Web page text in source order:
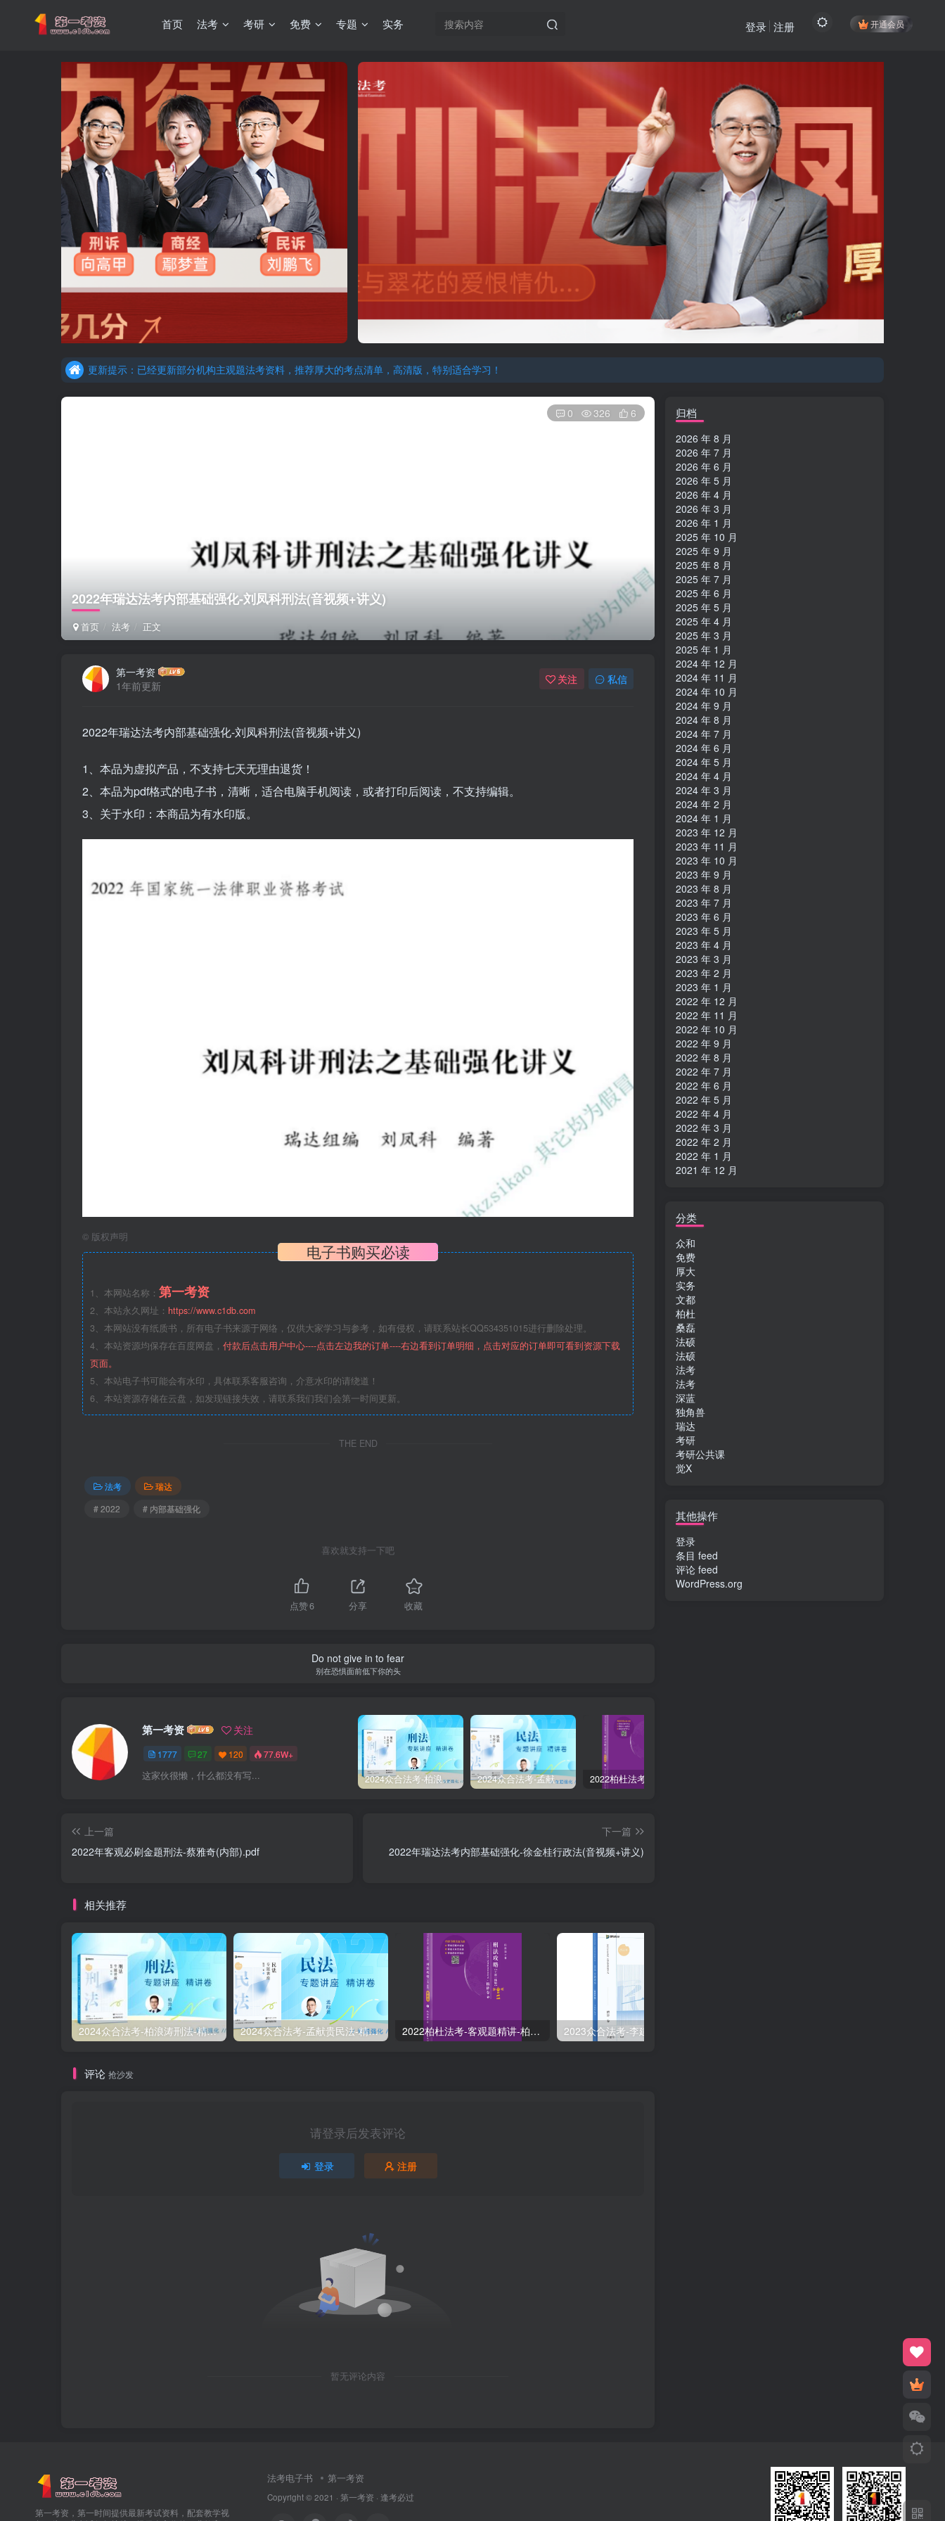
首页 法考 考研 免费 专题 实务 开通会员
登录 注册
重要通知：因网站调整，现已经关闭手机号登录，请手机注册用户及时添加客服微信（微信号：dykz180），客服会协助将登陆方式更改为邮箱登录！
更新提示：已经更新部分机构主观题法考资料，推荐厚大的考点清单，高清版，特别适合学习！
重要通知：因网站调整，现已经关闭手机号登录，请手机注册用户及时添加客服微信（微信号：dykz180），客服会协助将登陆方式更改为邮箱登录！
更新提示：已经更新部分机构主观题法考资料，推荐厚大的考点清单，高清版，特别适合学习！
2022年瑞达法考内部基础强化-刘凤科刑法(音视频+讲义)
首页 法考 正文
0 326 6
第一考资
1年前更新
关注 私信
2022年瑞达法考内部基础强化-刘凤科刑法(音视频+讲义)
1、本品为虚拟产品，不支持七天无理由退货！
2、本品为pdf格式的电子书，清晰，适合电脑手机阅读，或者打印后阅读，不支持编辑。
3、关于水印：本商品为有水印版。
© 版权声明
电子书购买必读
1、本网站名称： 第一考资
2、本站永久网址： https://www.c1db.com
3、本网站没有纸质书，所有电子书来源于网络，仅供大家学习与参考，如有侵权，请联系站长QQ534351015进行删除处理。
4、本站资源均保存在百度网盘， 付款后点击用户中心----点击左边我的订单----右边看到订单明细，点击对应的订单即可看到资源下载
页面。
5、本站电子书可能会有水印，具体联系客服咨询，介意水印的请绕道！
6、本站资源存储在云盘，如发现链接失效，请联系我们我们会第一时间更新。
THE END
法考
瑞达
# 2022
# 内部基础强化
喜欢就支持一下吧
点赞6 分享 收藏
Do not give in to fear
别在恐惧面前低下你的头
第一考资 关注
1777 27 120 77.6W+
这家伙很懒，什么都没有写... 2024众合法考-柏浪涛刑法-精讲卷pdf电子版（附视频1-76全） 2024众合法考-孟献贵民法-精讲卷.pdf
上一篇
2022年客观必刷金题刑法-蔡雅奇(内部).pdf
下一篇
2022年瑞达法考内部基础强化-徐金桂行政法(音视频+讲义)
相关推荐
2024众合法考-柏浪涛刑法-精讲卷pdf电子版（附视频1-76全） 2024众合法考-孟献贵民法-精讲卷.pdf 2022柏杜法考-客观题精讲-柏浪涛刑法攻略.pdf
评论 抢沙发
请登录后发表评论
登录 注册
暂无评论内容
归档
2026 年 8 月
2026 年 7 月
2026 年 6 月
2026 年 5 月
2026 年 4 月
2026 年 3 月
2026 年 1 月
2025 年 10 月
2025 年 9 月
2025 年 8 月
2025 年 7 月
2025 年 6 月
2025 年 5 月
2025 年 4 月
2025 年 3 月
2025 年 1 月
2024 年 12 月
2024 年 11 月
2024 年 10 月
2024 年 9 月
2024 年 8 月
2024 年 7 月
2024 年 6 月
2024 年 5 月
2024 年 4 月
2024 年 3 月
2024 年 2 月
2024 年 1 月
2023 年 12 月
2023 年 11 月
2023 年 10 月
2023 年 9 月
2023 年 8 月
2023 年 7 月
2023 年 6 月
2023 年 5 月
2023 年 4 月
2023 年 3 月
2023 年 2 月
2023 年 1 月
2022 年 12 月
2022 年 11 月
2022 年 10 月
2022 年 9 月
2022 年 8 月
2022 年 7 月
2022 年 6 月
2022 年 5 月
2022 年 4 月
2022 年 3 月
2022 年 2 月
2022 年 1 月
2021 年 12 月
分类
众和
免费
厚大
实务
文都
柏杜
桑磊
法硕
法硕
法考
法考
深蓝
独角兽
瑞达
考研
考研公共课
觉X
其他操作
登录
条目 feed
评论 feed
WordPress.org
第一考资，第一时间提供最新考试资料，配套教学视
法考电子书 第一考资
Copyright © 2021 · 第一考资 · 逢考必过